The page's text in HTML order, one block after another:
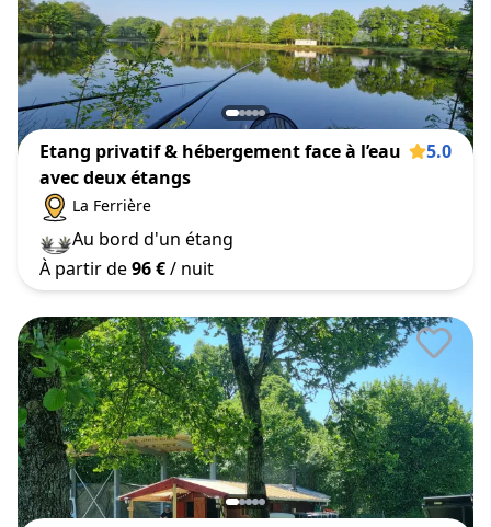
Etang privatif & hébergement face à l’eau
avec deux étangs
5.0
La Ferrière
Au bord d'un étang
À partir de96 €/ nuit